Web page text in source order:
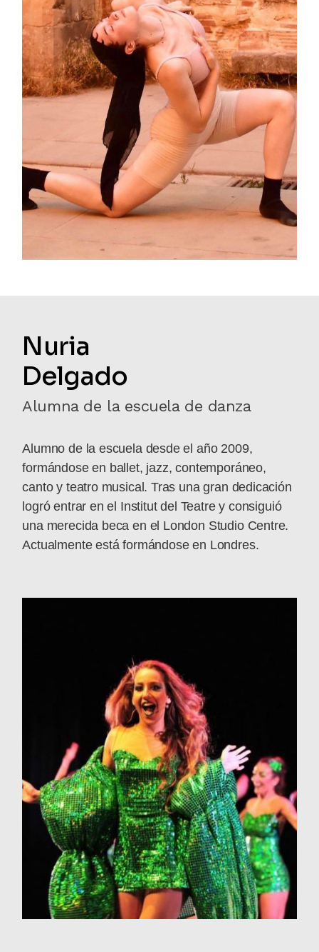
Nuria
Delgado
Alumna de la escuela de danza
Alumno de la escuela desde el año 2009,
formándose en ballet, jazz, contemporáneo,
canto y teatro musical. Tras una gran dedicación
logró entrar en el Institut del Teatre y consiguió
una merecida beca en el London Studio Centre.
Actualmente está formándose en Londres.